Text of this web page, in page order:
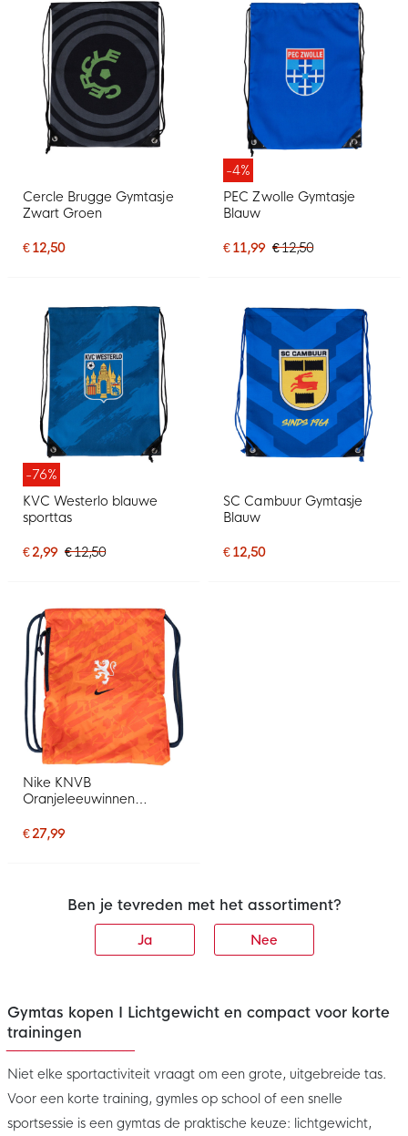
Cercle Brugge Gymtasje
Zwart Groen
€ 12,50
-4%
PEC Zwolle Gymtasje
Blauw
€ 11,99 € 12,50
-76%
KVC Westerlo blauwe
sporttas
€ 2,99 € 12,50
SC Cambuur Gymtasje
Blauw
€ 12,50
Nike KNVB
Oranjeleeuwinnen
€ 27,99
Ben je tevreden met het assortiment?
Ja Nee
Gymtas kopen I Lichtgewicht en compact voor korte
trainingen
Niet elke sportactiviteit vraagt om een grote, uitgebreide tas.
Voor een korte training, gymles op school of een snelle
sportsessie is een gymtas de praktische keuze: lichtgewicht,